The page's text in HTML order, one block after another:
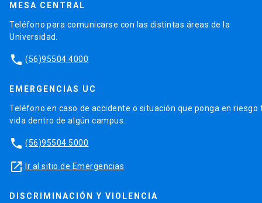
MESA CENTRAL
Teléfono para comunicarse con las distintas áreas de la
Universidad.
phone (56)95504 4000
EMERGENCIAS UC
Teléfono en caso de accidente o situación que ponga en riesgo
vida dentro de algún campus.
phone (56)95504 5000
launch Ir al sitio de Emergencias
DISCRIMINACIÓN Y VIOLENCIA